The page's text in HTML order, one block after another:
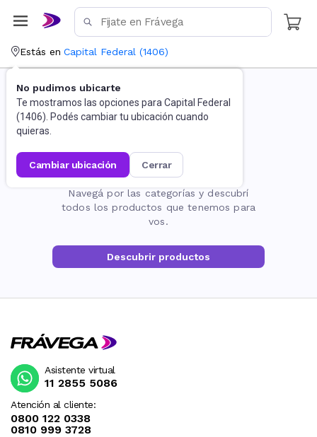
Estás en Capital Federal (1406)
No pudimos ubicarte
Te mostramos las opciones para Capital Federal
(1406). Podés cambiar tu ubicación cuando
quieras.
cambiar ubicación cerrar
La página no existe
Navegá por las categorías y descubrí
todos los productos que tenemos para
vos.
Descubrir productos
Atención al cliente:
0800 122 0338
0810 999 3728
Asistente virtual
11 2855 5086